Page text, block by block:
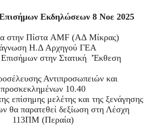
Εκδηλώσεων 8 Νοε 2025
στην Πίστα AMF (ΑΔ Μίκρας)
Η.Δ Αρχηγού ΓΕΑ
στην Στατική 'Έκθεση
Αντιπροσωπειών και
προσκεκλημένων 10.40
επίσημης μελέτης και της ξενάγησης
θα παρατεθεί δεξίωση στη Λέσχη
113ΠΜ (Περαία)